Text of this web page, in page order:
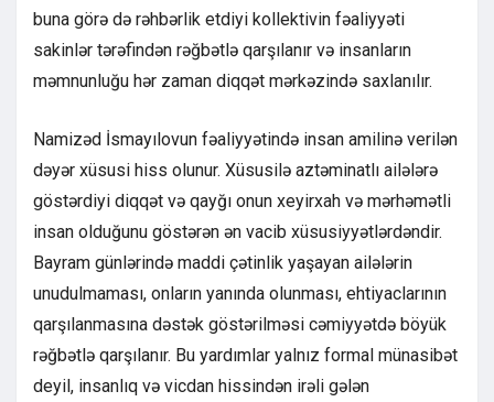
buna görə də rəhbərlik etdiyi kollektivin fəaliyyəti
sakinlər tərəfindən rəğbətlə qarşılanır və insanların
məmnunluğu hər zaman diqqət mərkəzində saxlanılır.
Namizəd İsmayılovun fəaliyyətində insan amilinə verilən
dəyər xüsusi hiss olunur. Xüsusilə aztəminatlı ailələrə
göstərdiyi diqqət və qayğı onun xeyirxah və mərhəmətli
insan olduğunu göstərən ən vacib xüsusiyyətlərdəndir.
Bayram günlərində maddi çətinlik yaşayan ailələrin
unudulmaması, onların yanında olunması, ehtiyaclarının
qarşılanmasına dəstək göstərilməsi cəmiyyətdə böyük
rəğbətlə qarşılanır. Bu yardımlar yalnız formal münasibət
deyil, insanlıq və vicdan hissindən irəli gələn